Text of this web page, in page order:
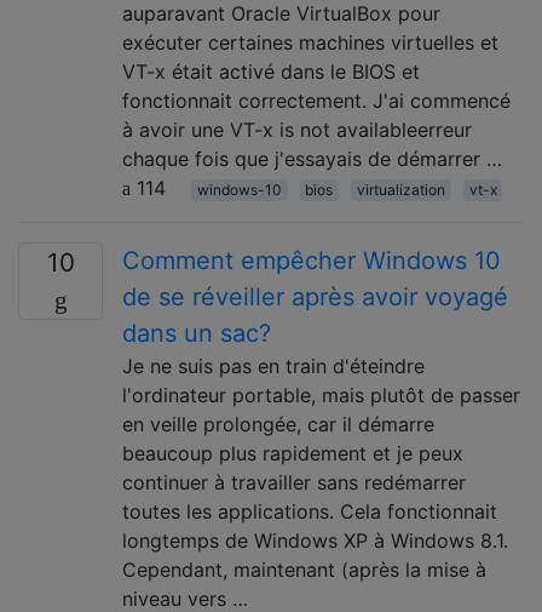
auparavant Oracle VirtualBox pour
exécuter certaines machines virtuelles et
VT-x était activé dans le BIOS et
fonctionnait correctement. J'ai commencé
à avoir une VT-x is not availableerreur
chaque fois que j'essayais de démarrer …
114
windows-10 bios virtualization vt-x
10
Comment empêcher Windows 10
de se réveiller après avoir voyagé
dans un sac?
Je ne suis pas en train d'éteindre
l'ordinateur portable, mais plutôt de passer
en veille prolongée, car il démarre
beaucoup plus rapidement et je peux
continuer à travailler sans redémarrer
toutes les applications. Cela fonctionnait
longtemps de Windows XP à Windows 8.1.
Cependant, maintenant (après la mise à
niveau vers …